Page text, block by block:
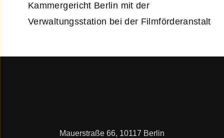
Kammergericht Berlin mit der
Verwaltungsstation bei der Filmförderanstalt
Mauerstraße 66, 10117 Berlin